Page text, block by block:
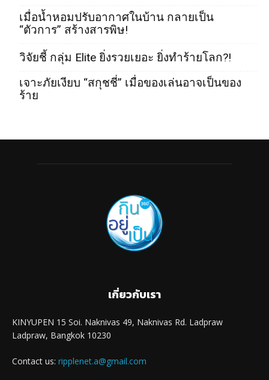
เมื่อน้ำหอมปรับอากาศในบ้าน กลายเป็น
“ตัวการ” สร้างสารพิษ!
วิจัยชี้ กลุ่ม Elite ยิ่งรวยเยอะ ยิ่งทำร้ายโลก?!
เจาะภัยเงียบ “สกุชชี่” เมื่อของเล่นอาจเป็นของ
ร้าย
เกี่ยวกับเรา
KINYUPEN 15 Soi. Naknivas 49, Naknivas Rd. Ladpraw
Ladpraw, Bangkok 10230
Contact us: ripplenet.a@gmail.com